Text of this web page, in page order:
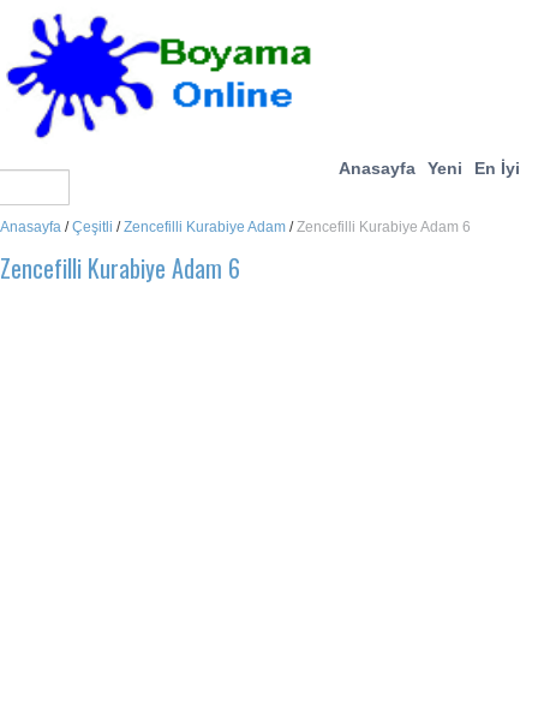
Anasayfa Yeni En İyi
Anasayfa /Çeşitli /Zencefilli Kurabiye Adam /Zencefilli Kurabiye Adam 6
Zencefilli Kurabiye Adam 6